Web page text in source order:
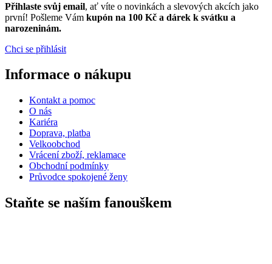
Přihlaste svůj email, ať víte o novinkách a slevových akcích jako
první! Pošleme Vám kupón na 100 Kč a dárek k svátku a
narozeninám.
Chci se přihlásit
Informace o nákupu
Kontakt a pomoc
O nás
Kariéra
Doprava, platba
Velkoobchod
Vrácení zboží, reklamace
Obchodní podmínky
Průvodce spokojené ženy
Staňte se naším fanouškem